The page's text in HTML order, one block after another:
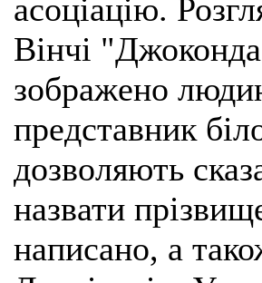
асоціацію.
Вінчі
зображено
представник
дозволяють
назвати
написано, а